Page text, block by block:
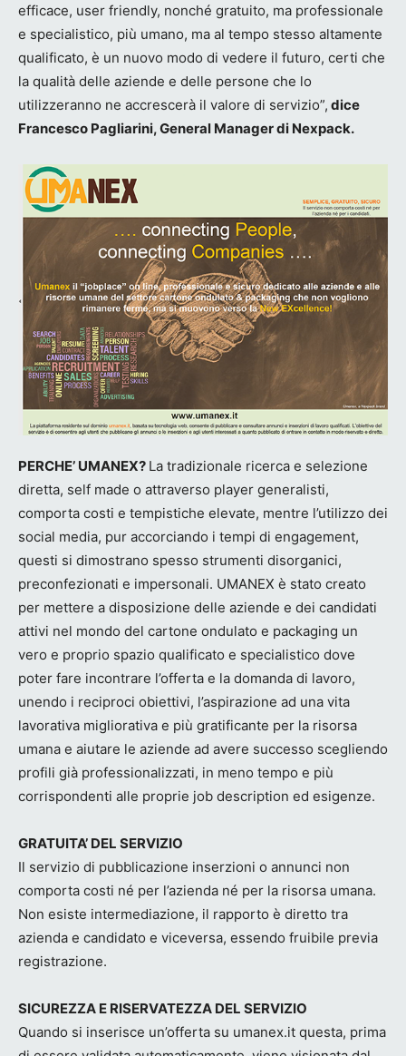
efficace, user friendly, nonché gratuito, ma professionale
e specialistico, più umano, ma al tempo stesso altamente
qualificato, è un nuovo modo di vedere il futuro, certi che
la qualità delle aziende e delle persone che lo
utilizzeranno ne accrescerà il valore di servizio”, dice
Francesco Pagliarini, General Manager di Nexpack.
PERCHE’ UMANEX? La tradizionale ricerca e selezione
diretta, self made o attraverso player generalisti,
comporta costi e tempistiche elevate, mentre l’utilizzo dei
social media, pur accorciando i tempi di engagement,
questi si dimostrano spesso strumenti disorganici,
preconfezionati e impersonali. UMANEX è stato creato
per mettere a disposizione delle aziende e dei candidati
attivi nel mondo del cartone ondulato e packaging un
vero e proprio spazio qualificato e specialistico dove
poter fare incontrare l’offerta e la domanda di lavoro,
unendo i reciproci obiettivi, l’aspirazione ad una vita
lavorativa migliorativa e più gratificante per la risorsa
umana e aiutare le aziende ad avere successo scegliendo
profili già professionalizzati, in meno tempo e più
corrispondenti alle proprie job description ed esigenze.
GRATUITA’ DEL SERVIZIO
Il servizio di pubblicazione inserzioni o annunci non
comporta costi né per l’azienda né per la risorsa umana.
Non esiste intermediazione, il rapporto è diretto tra
azienda e candidato e viceversa, essendo fruibile previa
registrazione.
SICUREZZA E RISERVATEZZA DEL SERVIZIO
Quando si inserisce un’offerta su umanex.it questa, prima